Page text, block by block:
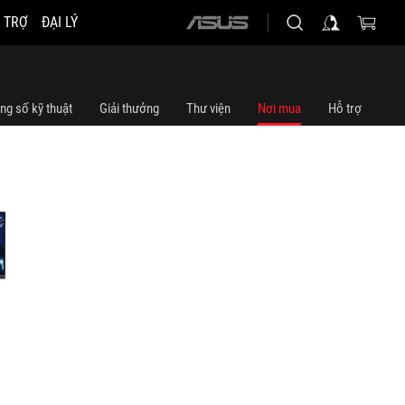
ĐẠI LÝ
ASUS
số kỹ thuật Giải thưởng Thư viện Nơi mua Hỗ trợ